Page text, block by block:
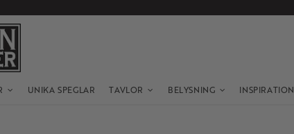
UNIKA SPEGLAR TAVLOR BELYSNING INSPIRATION